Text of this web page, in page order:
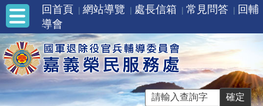
回首頁 網站導覽 處長信箱 常見問答
回輔
導會